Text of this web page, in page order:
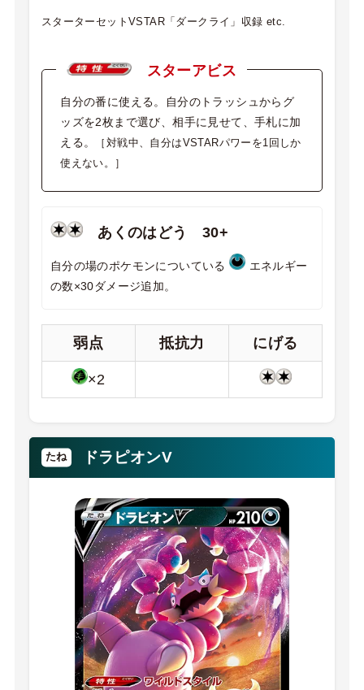
スターターセットVSTAR「ダークライ」収録 etc.
スターアビス
自分の番に使える。自分のトラッシュからグ
ッズを2枚まで選び、相手に見せて、手札に加
える。
［対戦中、自分はVSTARパワーを1回しか
使えない。］
あくのはどう 30+
自分の場のポケモンについている
エネルギー
の数×30ダメージ追加。
弱点 抵抗力 にげる
×2
ドラピオンV